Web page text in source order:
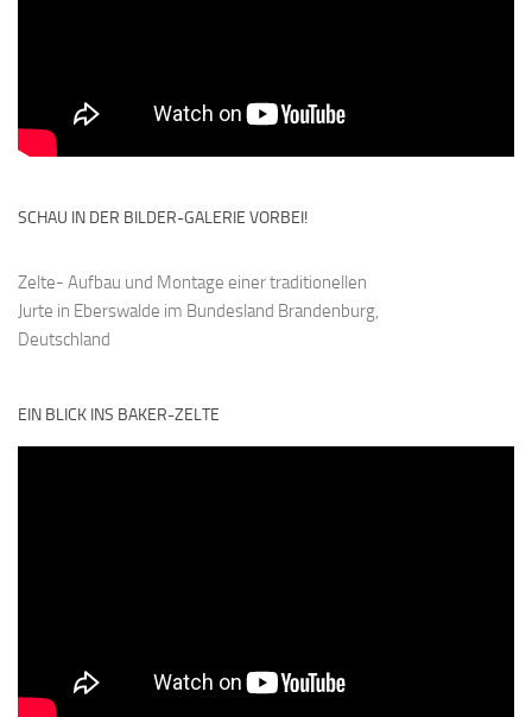
SCHAU IN DER BILDER-GALERIE VORBEI!
Zelte- Aufbau und Montage einer traditionellen
Jurte in Eberswalde im Bundesland Brandenburg,
Deutschland
EIN BLICK INS BAKER-ZELTE